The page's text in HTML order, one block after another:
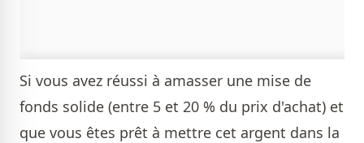
Si vous avez réussi à amasser une mise de
fonds solide (entre 5 et 20 % du prix d'achat) et
que vous êtes prêt à mettre cet argent dans la